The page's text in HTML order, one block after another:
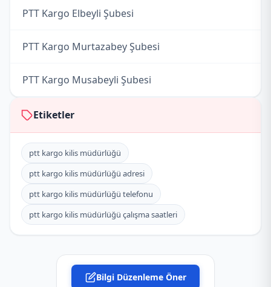
PTT Kargo Elbeyli Şubesi
PTT Kargo Murtazabey Şubesi
PTT Kargo Musabeyli Şubesi
PTT Kargo Polateli Şubesi
PTT Kargo Zeytin Dalı Şubesi
Etiketler
ptt kargo kilis müdürlüğü
ptt kargo kilis müdürlüğü adresi
ptt kargo kilis müdürlüğü telefonu
ptt kargo kilis müdürlüğü çalışma saatleri
Bilgi Düzenleme Öner